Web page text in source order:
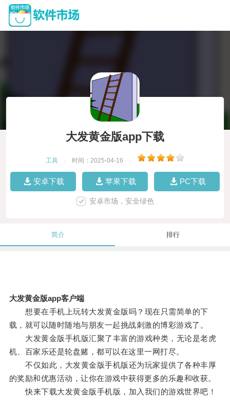
大发黄金版app下载
工具 时间：2025-04-16
安卓下载 苹果下载 PC下载
安卓市场，安全绿色
简介 排行
大发黄金版app客户端
想要在手机上玩转大发黄金版吗？现在只需简单的下
载，就可以随时随地与朋友一起挑战刺激的博彩游戏了。
大发黄金版手机版汇聚了丰富的游戏种类，无论是老虎
机、百家乐还是轮盘赌，都可以在这里一网打尽。
不仅如此，大发黄金版手机版还为玩家提供了各种丰厚
的奖励和优惠活动，让你在游戏中获得更多的乐趣和收获。
快来下载大发黄金版手机版，加入我们的游戏世界吧！